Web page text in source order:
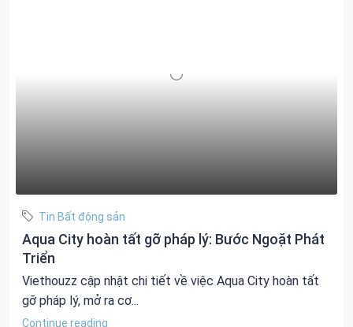
Tin Bất động sản
Aqua City hoàn tất gỡ pháp lý: Bước Ngoặt Phát
Triển
Viethouzz cập nhật chi tiết về việc Aqua City hoàn tất
gỡ pháp lý, mở ra cơ...
Continue reading